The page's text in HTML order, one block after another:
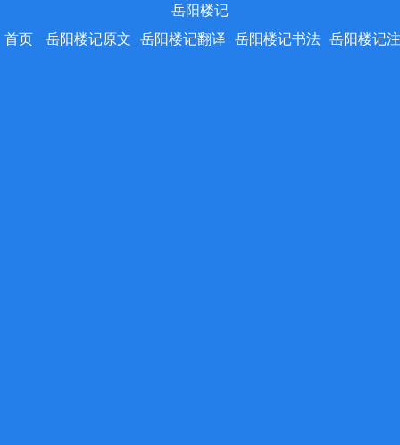
岳阳楼记
首页
岳阳楼记原文 岳阳楼记翻译 岳阳楼记书法 岳阳楼记